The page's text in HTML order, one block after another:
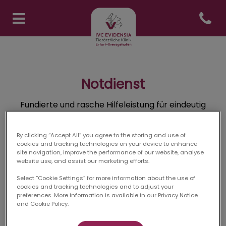
Homepage Tierklinik Erfurt
Open
Notdienst
Fundierte und rasche Hilfeleistung für eindeutig
lebensbedrohliche Notfälle.
fachlich fundierte und rasche Hilfeleistung für
eindeutig lebensbedrohliche Notfälle.
Bitte wenden Sie sich jedoch zunächst an die
By clicking “Accept All” you agree to the storing and use of
cookies and tracking technologies on your device to enhance
site navigation, improve the performance of our website, analyse
website use, and assist our marketing efforts.
Select “Cookie Settings” for more information about the use of
cookies and tracking technologies and to adjust your
preferences. More information is available in our Privacy Notice
and Cookie Policy.